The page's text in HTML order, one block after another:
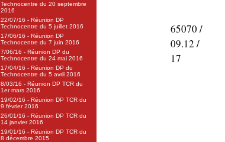
Technocentre du 20 septembre
2016
22/07/16 - Réunion DP
Technocentre du 5 juillet 2016
17/06/16 - Réunion DP
Technocentre du 7 juin 2016
7/06/16 - Réunion DP du
Technocentre du 24 mai 2016
17/04/16 - Réunion DP du
Technocentre du 5 avril 2016
8/03/16 - Réunion DP TCR du
1er mars 2016
19/02/16 - Réunion DP TCR du
9 février 2016
26/01/16 - Réunion DP TCR du
14 janvier 2016
19/01/16 - Réunion DP TCR du
8 décembre 2015
65070 /
09.12 /
17